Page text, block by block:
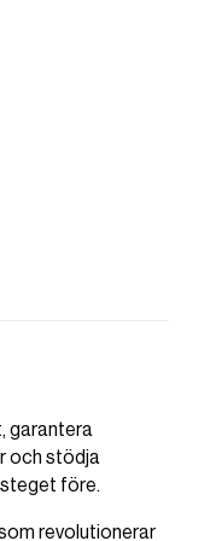
garantera
och stödja
före.
revolutionerar